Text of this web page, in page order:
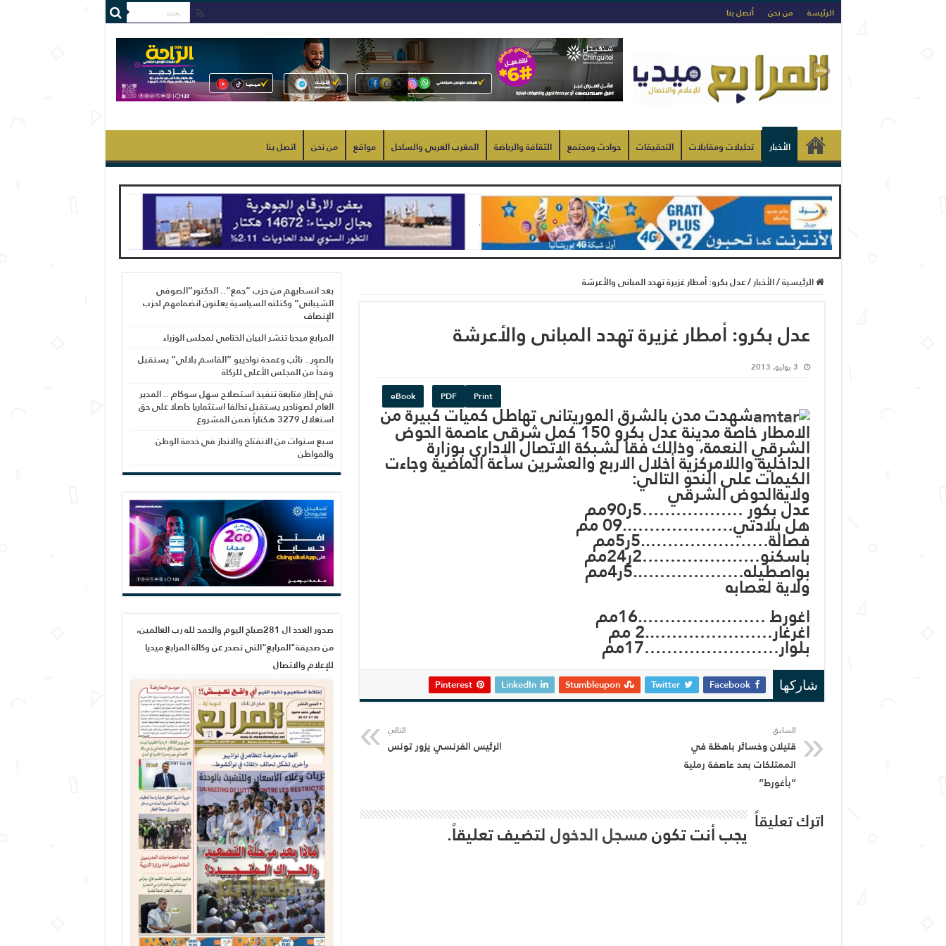
الرئيسة من نحن أتصل بنا
الأخبار تحليلات ومقابلات التحقيقات حوادث ومجتمع الثقافة والرياضة المغرب العربي والساحل مواقع من نحن اتصل بنا
الرئيسية/الأخبار/عدل بكرو: أمطار غزيرة تهدد المبانى والأعرشة
عدل بكرو: أمطار غزيرة تهدد المبانى والأعرشة
3 يوليو, 2013
Print
PDF
eBook
شهدت مدن بالشرق الموريتانى تهاطل كميات كبيرة من
الامطار خاصة مدينة عدل بكرو 150 كمل شرقى عاصمة الحوض
الشرقي النعمة، وذالك فقا لشبكة الاتصال الإداري بوزارة
الداخلية واللامركزية أخلال الاربع والعشرين ساعة الماضية وجاءت
الكيمات على النحو التالي:
ولايةالحوض الشرقي
عدل بكور ………………5ر90مم
هل بلادتي………………..09 مم
فصالة…………………..5ر5مم
باسكنو…………………2ر24مم
بواصطيله………………..5ر4مم
ولاية لعصابه
اغورط …………………..16مم
اغرغار…………………..2 مم
بلوار……………………17مم
شاركها Facebook
Twitter
Stumbleupon
LinkedIn
Pinterest
السابق
قتيلان وخسائر باهظة في
الممتلكات بعد عاصفة رملية
“بأغورط”
التالي
الرئيس الفرنسي يزور تونس
اترك تعليقاً يجب أنت تكونمسجل الدخوللتضيف تعليقاً.
بعد انسحابهم من حزب “جمع”.. الدكتور”الصوفي
الشيباني” وكتلته السياسية يعلنون انضمامهم لحزب
الإنصاف
المرابع ميديا تنشر البيان الختامي لمجلس الوزراء
بالصور.. نائب وعمدة نواذيبو “القاسم بلالي” يستقبل
وفداً من المجلس الأعلى للزكاة
في إطار متابعة تنفيذ استصلاح سهل سوكام .. المدير
العام لصونادير يستقبل تحالفا استثماريا حاصلا على حق
استغلال 3279 هكتاراً ضمن المشروع
سبع سنوات من الانفتاح والانجاز في خدمة الوطن
والمواطن
صدور العدد ال 281صباح اليوم والحمد لله رب العالمين،
من صحيفة"المرابع"التي تصدر عن وكالة المرابع ميديا
للإعلام والاتصال